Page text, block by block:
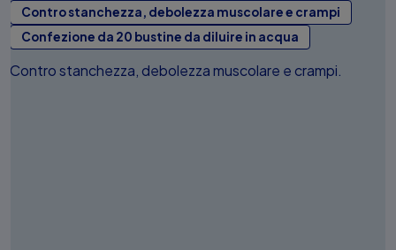
Contro stanchezza, debolezza muscolare e crampi
Confezione da 20 bustine da diluire in acqua
Contro stanchezza, debolezza muscolare e crampi.